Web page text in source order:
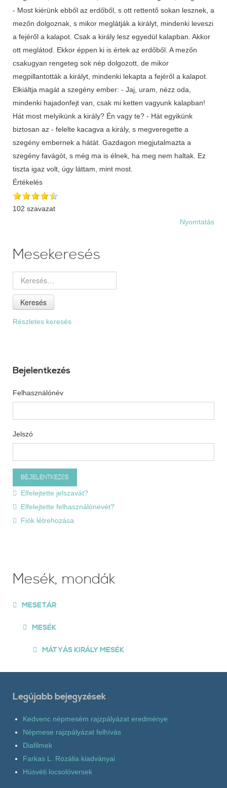
- Most kiérünk ebből az erdőből, s ott rettentő sokan lesznek, a
mezőn dolgoznak, s mikor meglátják a királyt, mindenki leveszi
a fejéről a kalapot. Csak a király lesz egyedül kalapban. Akkor
ott meglátod. Ekkor éppen ki is értek az erdőből. A mezőn
csakugyan rengeteg sok nép dolgozott, de mikor
megpillantották a királyt, mindenki lekapta a fejéről a kalapot.
Elkiáltja magát a szegény ember: - Jaj, uram, nézz oda,
mindenki hajadonfejt van, csak mi ketten vagyunk kalapban!
Hát most melyikünk a király? Én vagy te? - Hát egyikünk
biztosan az - felelte kacagva a király, s megveregette a
szegény embernek a hátát. Gazdagon megjutalmazta a
szegény favágót, s még ma is élnek, ha meg nem haltak. Ez
tiszta igaz volt, úgy láttam, mint most.
Értékelés
102 szavazat
Nyomtatás
Mesekeresés
Keresés
Részletes keresés
Bejelentkezés
Felhasználónév
Jelszó
Elfelejtette jelszavát?
Elfelejtette felhasználónevét?
Fiók létrehozása
Mesék, mondák
MESETÁR
MESÉK
MÁTYÁS KIRÁLY MESÉK
Legújabb bejegyzések
Kedvenc népmesém rajzpályázat eredménye
Népmese rajzpályázat felhívás
Diafilmek
Farkas L. Rozália kiadványai
Húsvéti locsolóversek